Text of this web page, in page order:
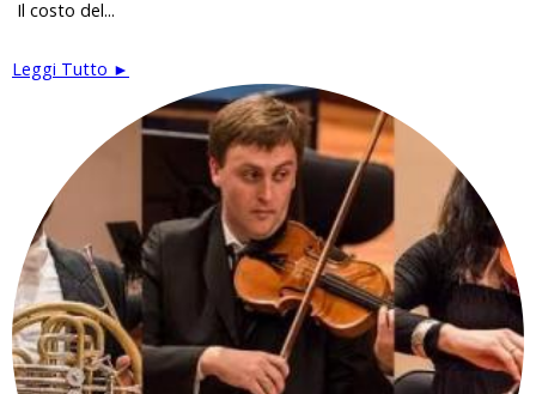
Il costo del...
Leggi Tutto ►